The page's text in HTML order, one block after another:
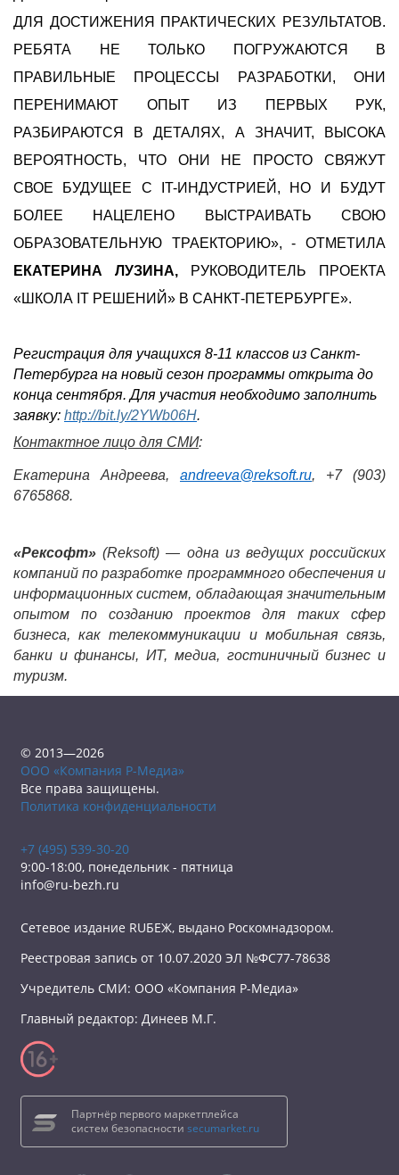
ДЛЯ ДОСТИЖЕНИЯ ПРАКТИЧЕСКИХ РЕЗУЛЬТАТОВ.
РЕБЯТА НЕ ТОЛЬКО ПОГРУЖАЮТСЯ В
ПРАВИЛЬНЫЕ ПРОЦЕССЫ РАЗРАБОТКИ, ОНИ
ПЕРЕНИМАЮТ ОПЫТ ИЗ ПЕРВЫХ РУК,
РАЗБИРАЮТСЯ В ДЕТАЛЯХ, А ЗНАЧИТ, ВЫСОКА
ВЕРОЯТНОСТЬ, ЧТО ОНИ НЕ ПРОСТО СВЯЖУТ
СВОЕ БУДУЩЕЕ С IT-ИНДУСТРИЕЙ, НО И БУДУТ
БОЛЕЕ НАЦЕЛЕНО ВЫСТРАИВАТЬ СВОЮ
ОБРАЗОВАТЕЛЬНУЮ ТРАЕКТОРИЮ», - ОТМЕТИЛА
ЕКАТЕРИНА ЛУЗИНА,
РУКОВОДИТЕЛЬ ПРОЕКТА
«ШКОЛА IT РЕШЕНИЙ» В САНКТ-ПЕТЕРБУРГЕ».
Регистрация для учащихся 8-11 классов из Санкт-
Петербурга на новый сезон программы открыта до
конца сентября. Для участия необходимо заполнить
заявку: http://bit.ly/2YWb06H.
Контактное лицо для СМИ:
Екатерина Андреева, andreeva@reksoft.ru, +7 (903)
6765868.
«Рексофт»(Reksoft) — одна из ведущих российских
компаний по разработке программного обеспечения и
информационных систем, обладающая значительным
опытом по созданию проектов для таких сфер
бизнеса, как телекоммуникации и мобильная связь,
банки и финансы, ИТ, медиа, гостиничный бизнес и
туризм.
© 2013—2026
ООО «Компания Р-Медиа»
Все права защищены.
Политика конфиденциальности
+7 (495) 539-30-20
9:00-18:00, понедельник - пятница
info@ru-bezh.ru
Сетевое издание RUБЕЖ, выдано Роскомнадзором.
Реестровая запись от 10.07.2020 ЭЛ №ФС77-78638
Учредитель СМИ: ООО «Компания Р-Медиа»
Главный редактор: Динеев М.Г.
Партнёр первого маркетплейса
систем безопасности secumarket.ru